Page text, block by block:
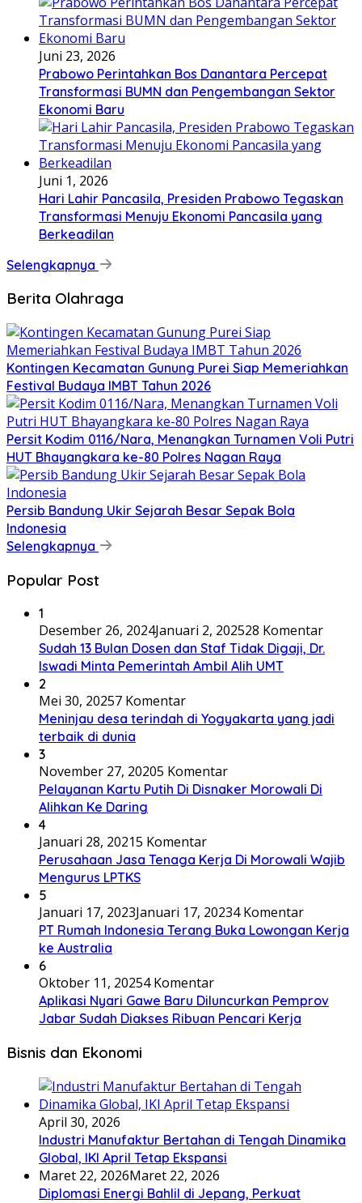
Juni 23, 2026
Prabowo Perintahkan Bos Danantara Percepat
Transformasi BUMN dan Pengembangan Sektor
Ekonomi Baru
Juni 1, 2026
Hari Lahir Pancasila, Presiden Prabowo Tegaskan
Transformasi Menuju Ekonomi Pancasila yang
Berkeadilan
Selengkapnya
Berita Olahraga
Kontingen Kecamatan Gunung Purei Siap Memeriahkan
Festival Budaya IMBT Tahun 2026
Persit Kodim 0116/Nara, Menangkan Turnamen Voli Putri
HUT Bhayangkara ke-80 Polres Nagan Raya
Persib Bandung Ukir Sejarah Besar Sepak Bola
Indonesia
Selengkapnya
Popular Post
1
Desember 26, 2024Januari 2, 202528 Komentar
Sudah 13 Bulan Dosen dan Staf Tidak Digaji, Dr.
Iswadi Minta Pemerintah Ambil Alih UMT
2
Mei 30, 20257 Komentar
Meninjau desa terindah di Yogyakarta yang jadi
terbaik di dunia
3
November 27, 20205 Komentar
Pelayanan Kartu Putih Di Disnaker Morowali Di
Alihkan Ke Daring
4
Januari 28, 20215 Komentar
Perusahaan Jasa Tenaga Kerja Di Morowali Wajib
Mengurus LPTKS
5
Januari 17, 2023Januari 17, 20234 Komentar
PT Rumah Indonesia Terang Buka Lowongan Kerja
ke Australia
6
Oktober 11, 20254 Komentar
Aplikasi Nyari Gawe Baru Diluncurkan Pemprov
Jabar Sudah Diakses Ribuan Pencari Kerja
Bisnis dan Ekonomi
April 30, 2026
Industri Manufaktur Bertahan di Tengah Dinamika
Global, IKI April Tetap Ekspansi
Maret 22, 2026Maret 22, 2026
Diplomasi Energi Bahlil di Jepang, Perkuat